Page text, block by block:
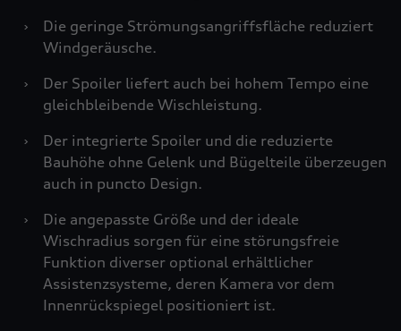
›
Die geringe Strömungsangriffsfläche reduziert
Windgeräusche.
›
Der Spoiler liefert auch bei hohem Tempo eine
gleichbleibende Wischleistung.
›
Der integrierte Spoiler und die reduzierte
Bauhöhe ohne Gelenk und Bügelteile überzeugen
auch in puncto Design.
›
Die angepasste Größe und der ideale
Wischradius sorgen für eine störungsfreie
Funktion diverser optional erhältlicher
Assistenzsysteme, deren Kamera vor dem
Innenrückspiegel positioniert ist.